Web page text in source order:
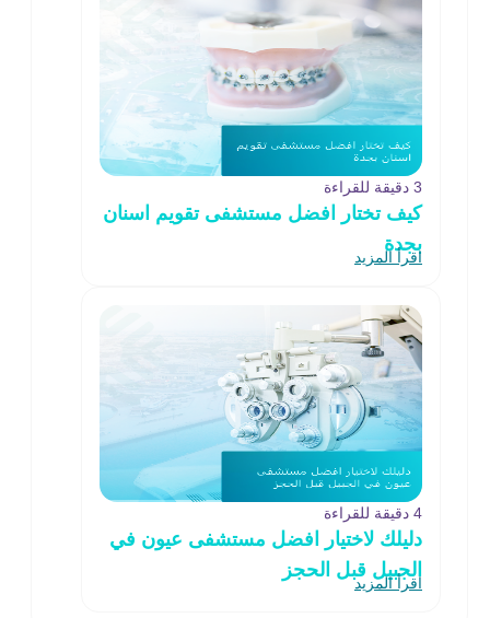
3 دقيقة للقراءة
كيف تختار افضل مستشفى تقويم اسنان
بجدة
اقرأ المزيد
4 دقيقة للقراءة
دليلك لاختيار افضل مستشفى عيون في
الجبيل قبل الحجز
اقرأ المزيد